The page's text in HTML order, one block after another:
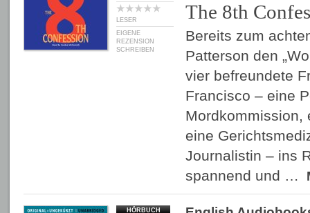
LESER
EIGENE
REZENSION
SCHREIBEN
The 8th
Bereits zum
Patterson den
vier befreundete
Francisco – eine
Mordkommission,
eine
Journalistin – ins
spannend und …
HÖRBUCH